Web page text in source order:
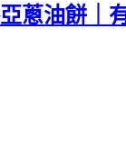
蔥油餅｜